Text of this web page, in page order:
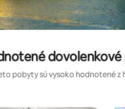
pobyty sú vysoko hodnotené